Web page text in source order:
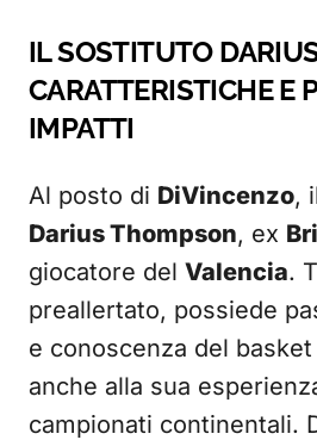
IL SOSTITUTO
CARATTERISTICHE E
IMPATTI
Al posto di DiVincenzo,
Darius Thompson, ex
giocatore del Valencia.
preallertato, possiede
e conoscenza del
anche alla sua
campionati continentali.